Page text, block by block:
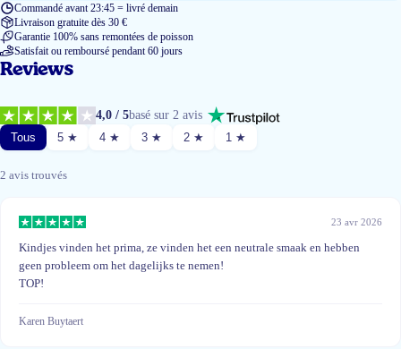
Commandé avant 23:45 = livré demain
Livraison gratuite dès 30 €
Garantie 100% sans remontées de poisson
Satisfait ou remboursé pendant 60 jours
Reviews
4,0 / 5basé sur 2 avis
Tous
5 ★ 4 ★ 3 ★ 2 ★ 1 ★
2 avis trouvés
23 avr 2026
Kindjes vinden het prima, ze vinden het een neutrale smaak en hebben
geen probleem om het dagelijks te nemen!
TOP!
Karen Buytaert